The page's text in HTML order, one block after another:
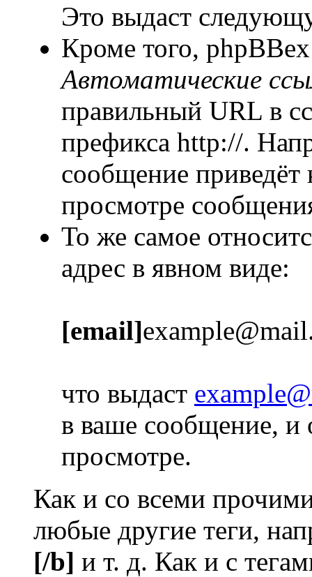
Это выдаст
Кроме того,
Автоматические
правильный URL в
префикса http://.
сообщение приведёт
просмотре
То же самое
адрес в явном виде:
[email]
что выдаст
в ваше сообщение, и
просмотре.
Как и со всеми
любые другие теги,
[/b] и т. д. Как и с